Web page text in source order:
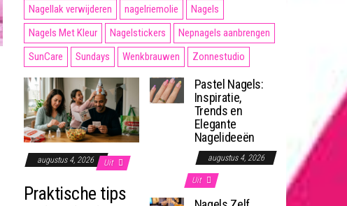
Nagellak verwijderen
nagelriemolie
Nagels
Nagels Met Kleur
Nagelstickers
Nepnagels aanbrengen
SunCare
Sundays Wenkbrauwen Zonnestudio
augustus 4, 2026 Uit
Praktische tips
Pastel Nagels:
Inspiratie,
Trends en
Elegante
Nagelideeën
augustus 4, 2026
Uit